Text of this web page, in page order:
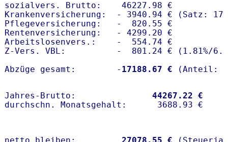
sozialvers. Brutto:    46227.98 €
Krankenversicherung:  - 3940.94 € (Satz:
Pflegeversicherung:   -  820.55 €
Rentenversicherung:   - 4299.20 €
Arbeitslosenvers.:    -  554.74 €
Z-Vers. VBL:          -  801.24 € ( 1.81%/
Abzüge gesamt:        - 17188.67 €
Jahres-Brutto: 44267.22 €